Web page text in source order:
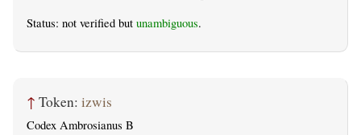
Status: not verified but unambiguous.
↑ Token: izwis
Codex Ambrosianus B